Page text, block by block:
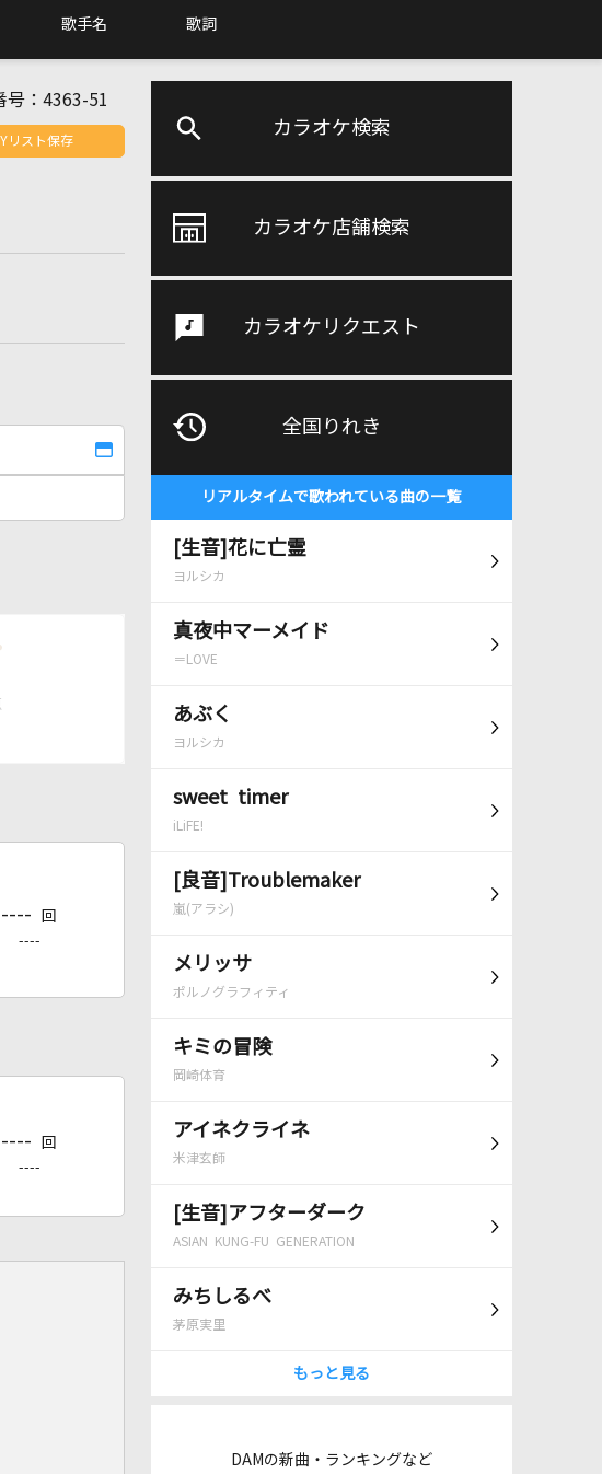
歌手名 歌詞
カラオケ検索
カラオケ店舗検索
カラオケリクエスト
全国りれき
リアルタイムで歌われている曲の一覧
[生音]花に亡霊
ヨルシカ
真夜中マーメイド
＝LOVE
あぶく
ヨルシカ
sweet timer
iLiFE!
[良音]Troublemaker
嵐(アラシ)
メリッサ
ポルノグラフィティ
キミの冒険
岡崎体育
アイネクライネ
米津玄師
[生音]アフターダーク
ASIAN KUNG-FU GENERATION
みちしるべ
茅原実里
もっと見る
DAMの新曲・ランキングなど
号： 4363-51
リスト保存
---- 回
----
---- 回
----